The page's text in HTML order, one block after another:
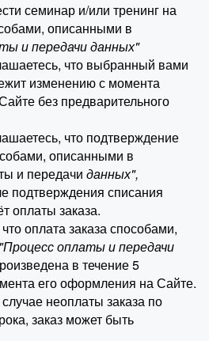
семинар и/или тренинг на
описанными в
и передачи данных"
что выбранный вами
изменению с момента
без предварительного
что подтверждение
описанными в
и передачи данных",
подтверждения списания
оплаты заказа.
оплата заказа способами,
оплаты и передачи
в течение 5
его оформления на Сайте.
неоплаты заказа по
заказ может быть